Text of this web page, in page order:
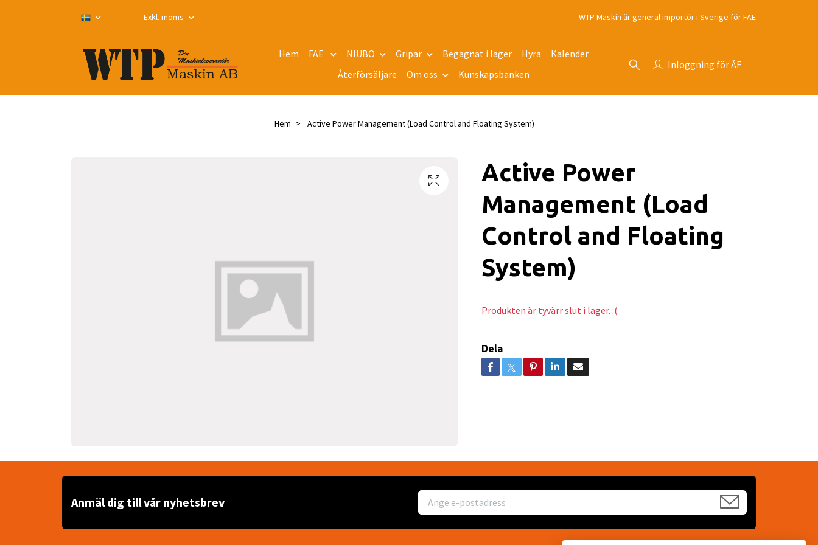
Exkl. moms WTP Maskin är general importör i Sverige för FAE
Hem FAE NIUBO Gripar Begagnat i lager Hyra
Kalender
Återförsäljare
Om oss Kunskapsbanken
Inloggning för ÅF
Hem Active Power Management (Load Control and Floating System)
Active Power
Management (Load
Control and Floating
System)
Produkten är tyvärr slut i lager. :(
Dela
Anmäl dig till vår nyhetsbrev